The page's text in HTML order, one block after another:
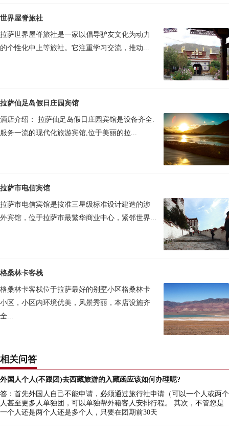
世界屋脊旅社
拉萨世界屋脊旅社是一家以倡导驴友文化为动力
的个性化中上等旅社。它注重学习交流，推动...
拉萨仙足岛假日庄园宾馆
酒店介绍： 拉萨仙足岛假日庄园宾馆是设备齐全.
服务一流的现代化旅游宾馆,位于美丽的拉...
拉萨市电信宾馆
拉萨市电信宾馆是按准三星级标准设计建造的涉
外宾馆，位于拉萨市最繁华商业中心，紧邻世界...
格桑林卡客栈
格桑林卡客栈位于拉萨最好的别墅小区格桑林卡
小区，小区内环境优美，风景秀丽，本店设施齐
全...
相关问答
外国人个人(不跟团)去西藏旅游的入藏函应该如何办理呢?
答：首先外国人自己不能申请，必须通过旅行社申请（可以一个人或两个
人甚至更多人单独团，可以单独帮外籍客人安排行程。 其次，不管您是
一个人还是两个人还是多个人，只要在团期前30天